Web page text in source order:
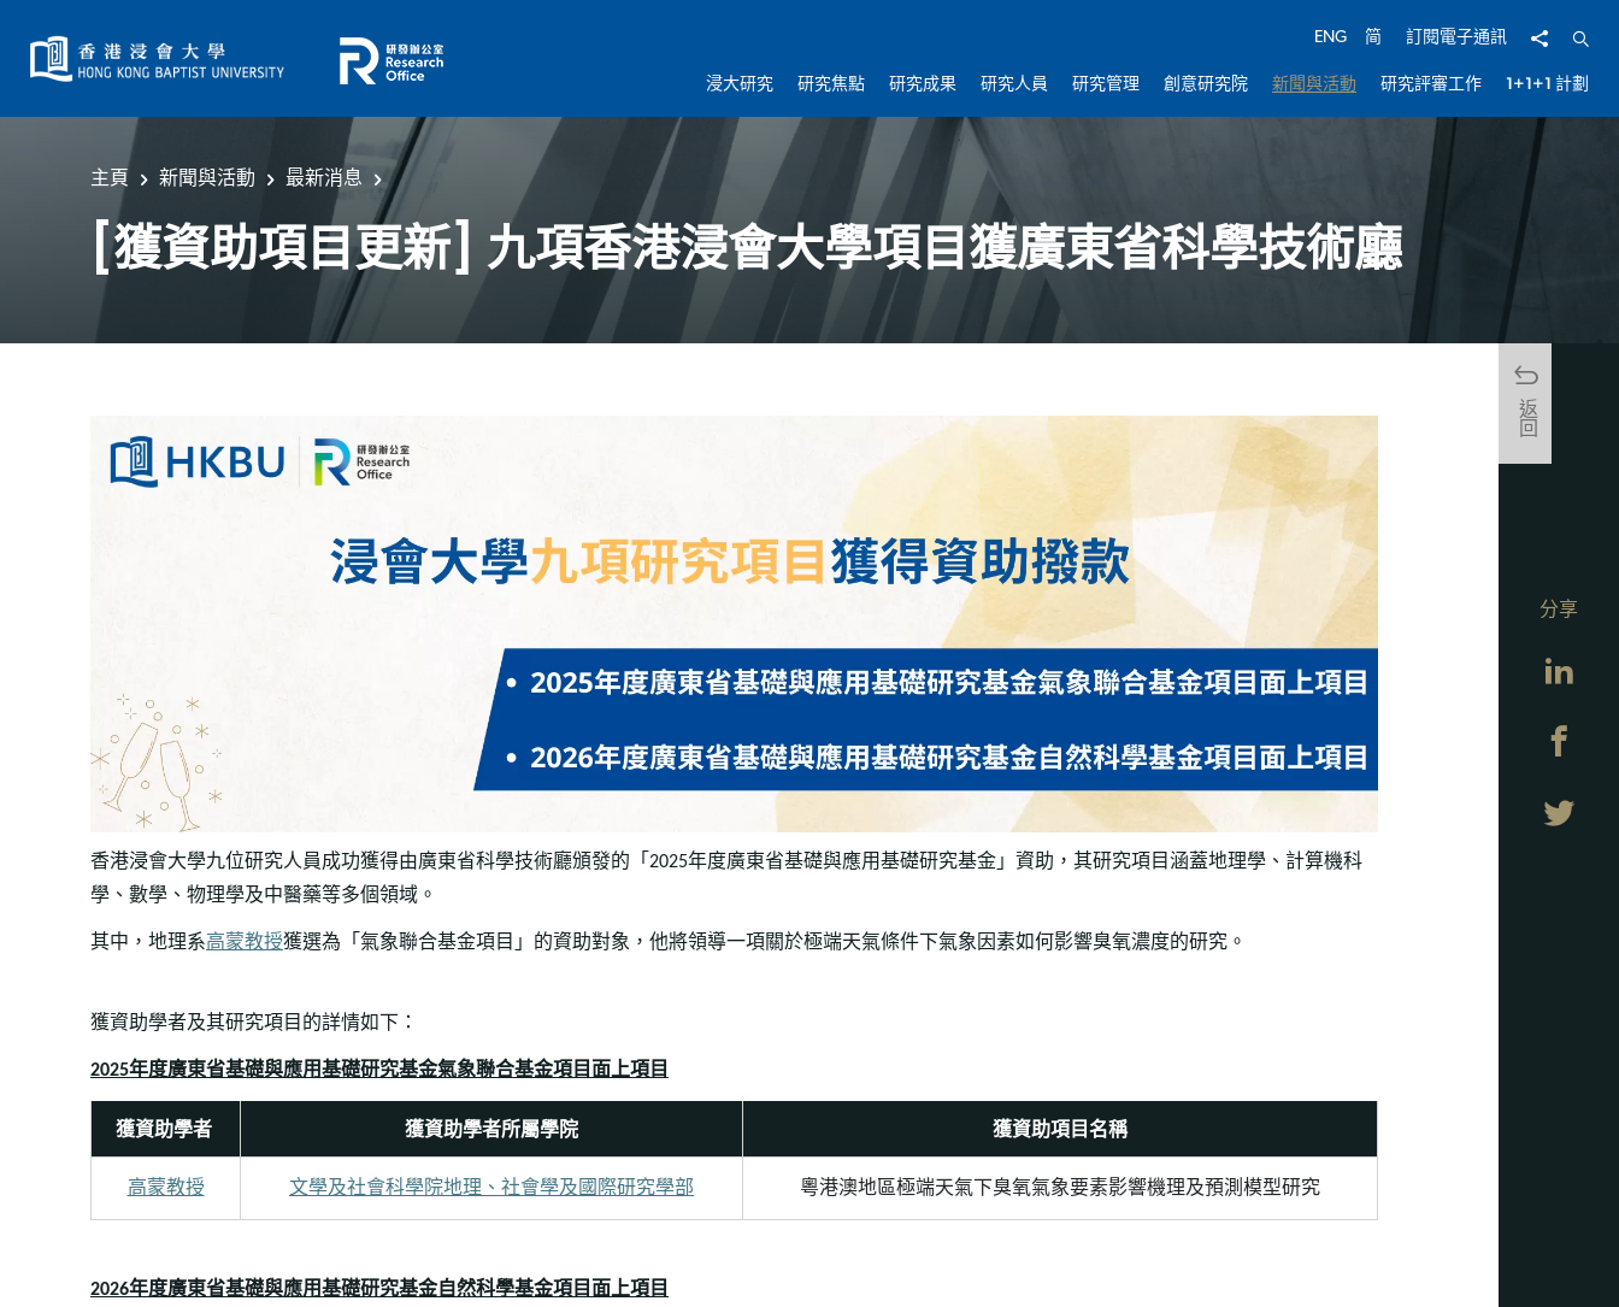
ENG 简 訂閱電子通訊 分享 開啟
浸大研究 研究焦點 研究成果 研究人員 研究管理 創意研究院 新聞與活動 研究評審工作 1+1+1 計劃
主頁 新聞與活動 最新消息
[獲資助項目更新] 九項香港浸會大學項目獲廣東省科學技術廳
返回
香港浸會大學九位研究人員成功獲得由廣東省科學技術廳頒發的「 2025年度廣東省基礎與應用基礎研究基金」資助，其研究項目涵蓋地理學、計算機科
學、數學、物理學及中醫藥等多個領域。
其中，地理系高蒙教授獲選為「氣象聯合基金項目」的資助對象， 他將領導一項關於極端天氣條件下氣象因素如何影響臭氧濃度的研究。
獲資助學者及其研究項目的詳情如下：
2025年度廣東省基礎與應用基礎研究基金氣象聯合基金項目面上項目
獲資助學者 獲資助學者所屬學院 獲資助項目名稱
高蒙教授 文學及社會科學院地理、社會學及國際研究學部 粵港澳地區極端天氣下臭氧氣象要素影響機理及預測模型研究
2026年度廣東省基礎與應用基礎研究基金自然科學基金項目面上項目
分享